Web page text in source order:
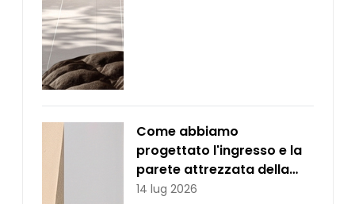
Come abbiamo
progettato l'ingresso e la
parete attrezzata della
casa di Elena
14 lug 2026